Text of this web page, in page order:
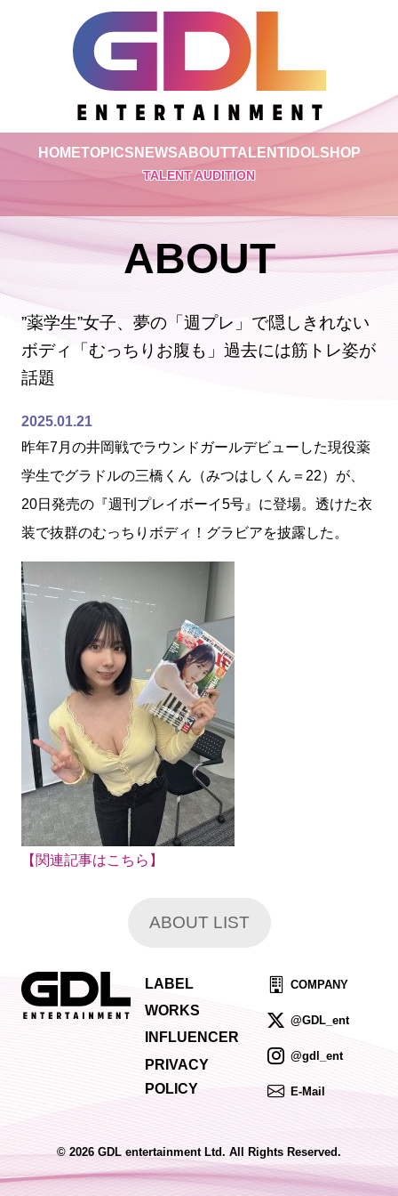
HOMETOPICS NEWSABOUTTALENTIDOLSHOP
TALENT AUDITION
ABOUT
”薬学生”女子、夢の「週プレ」で隠しきれない
ボディ「むっちりお腹も」過去には筋トレ姿が
話題
2025.01.21
昨年7月の井岡戦でラウンドガールデビューした現役薬
学生でグラドルの三橋くん（みつはしくん＝22）が、
20日発売の『週刊プレイボーイ5号』に登場。透けた衣
装で抜群のむっちりボディ！グラビアを披露した。
【関連記事はこちら】
ABOUT LIST
LABEL
WORKS
INFLUENCER
PRIVACY
POLICY
COMPANY
@GDL_ent
@gdl_ent
E-Mail
© 2026 GDL entertainment Ltd. All Rights Reserved.